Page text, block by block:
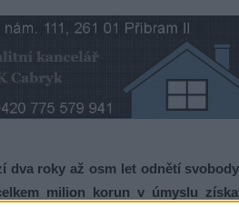
dva roky až osm let odnětí
milion korun v úmyslu